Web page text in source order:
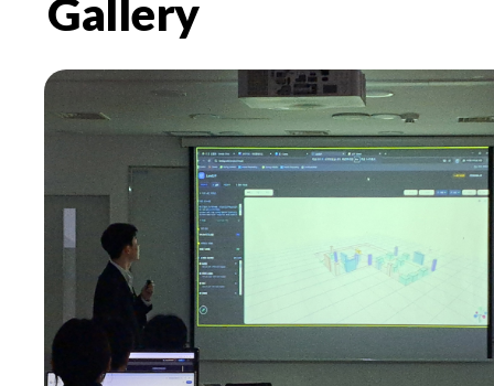
Gallery